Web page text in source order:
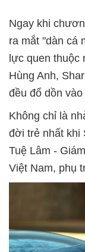
Ngay khi
ra mắt "dàn cá
lực quen
Hùng Anh,
đều đổ dồn
Không chỉ là
đời trẻ nhất khi
Tuệ Lâm -
Việt Nam, phụ